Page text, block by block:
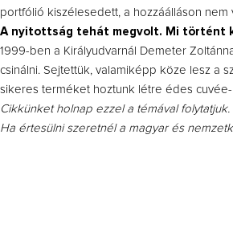
portfólió kiszélesedett, a hozzáálláson nem
A nyitottság tehát megvolt. Mi történt
1999-ben a Királyudvarnál Demeter
csinálni. Sejtettük, valamiképp köze lesz a
sikeres terméket hoztunk létre édes
Cikkünket holnap ezzel a témával folytatjuk.
Ha értesülni szeretnél a magyar és